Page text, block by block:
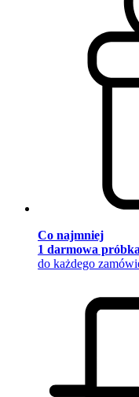
Co najmniej
1 darmowa próbka
do każdego